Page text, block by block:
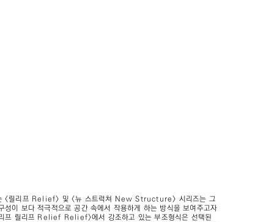
<릴리프 Relief> 및 <뉴 스트럭쳐 New Structure> 시리즈는 그
성이 보다 적극적으로 공간 속에서 작용하게 하는 방식을 보여주고자
프 릴리프 Relief Relief>에서 강조하고 있는 부조형식은 선택된